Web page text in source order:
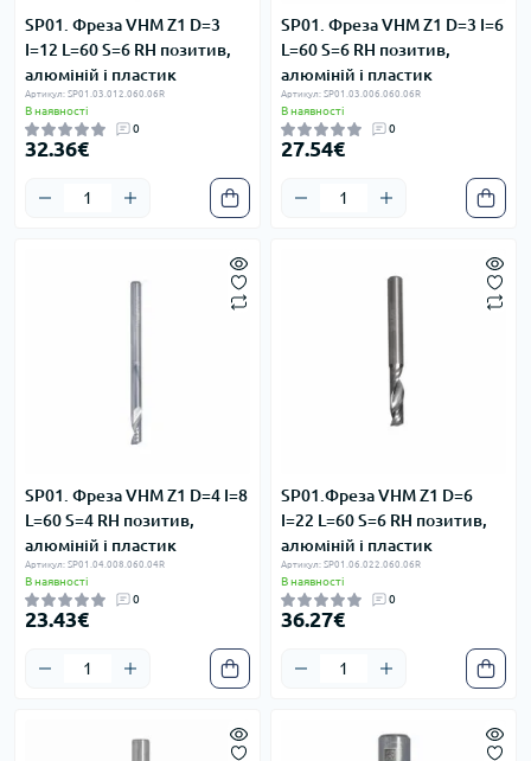
SP01. Фреза VHM Z1 D=3
I=12 L=60 S=6 RH позитив,
алюміній і пластик
Артикул: SP01.03.012.060.06R
В наявності
0
32.36€
SP01. Фреза VHM Z1 D=3 I=6
L=60 S=6 RH позитив,
алюміній і пластик
Артикул: SP01.03.006.060.06R
В наявності
0
27.54€
SP01. Фреза VHM Z1 D=4 I=8
L=60 S=4 RH позитив,
алюміній і пластик
Артикул: SP01.04.008.060.04R
В наявності
0
23.43€
SP01.Фреза VHM Z1 D=6
I=22 L=60 S=6 RH позитив,
алюміній і пластик
Артикул: SP01.06.022.060.06R
В наявності
0
36.27€